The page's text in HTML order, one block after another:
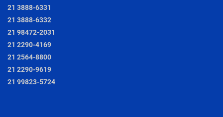
21 3888-6331
21 3888-6332
21 98472-2031
21 2290-4169
21 2564-8800
21 2290-9619
21 99823-5724